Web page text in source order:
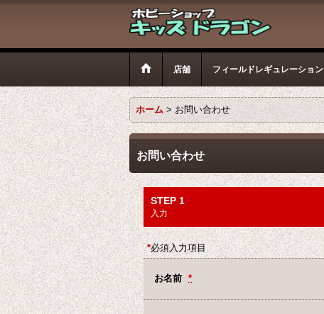
店舗 フィールドレギュレーション
ホーム > お問い合わせ
お問い合わせ
STEP 1
入力
*必須入力項目
お名前 *